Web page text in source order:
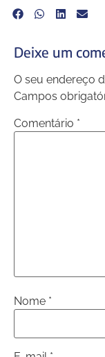
Deixe um
O seu endereço
Campos
Comentário *
Nome *